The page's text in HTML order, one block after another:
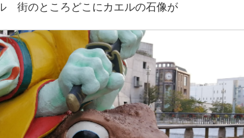
街のところどこにカエルの石像が